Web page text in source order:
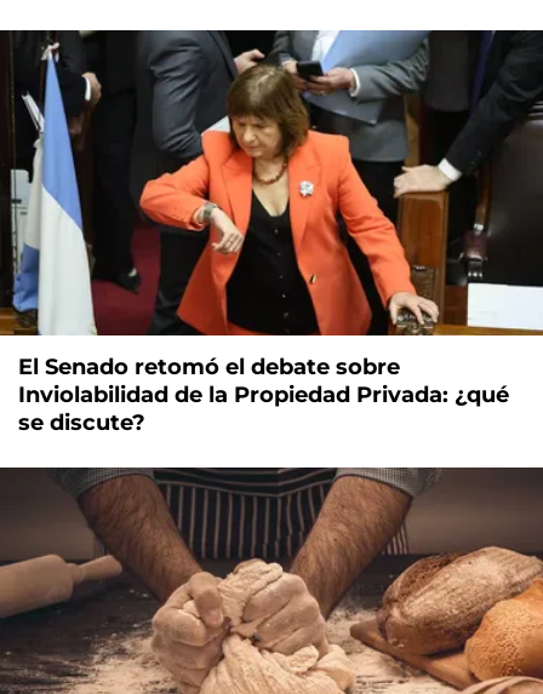
El Senado retomó el debate sobre
Inviolabilidad de la Propiedad Privada: ¿qué
se discute?